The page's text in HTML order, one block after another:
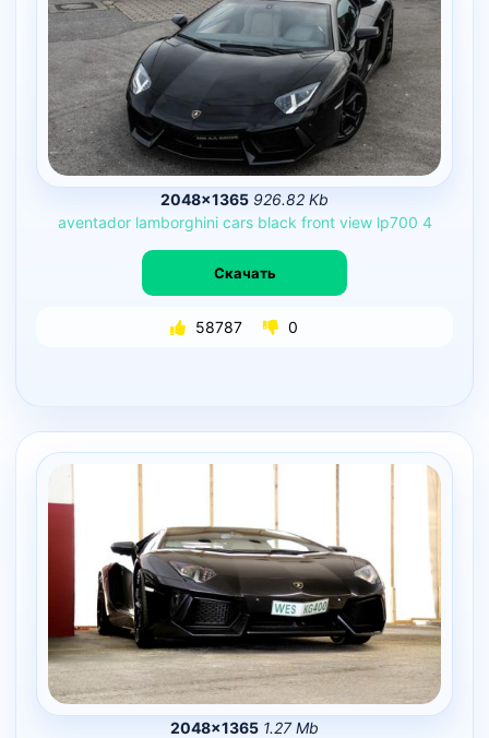
2048×1365 926.82 Kb
aventador lamborghini cars black front view lp700 4
Скачать
58787 0
2048×1365 1.27 Mb